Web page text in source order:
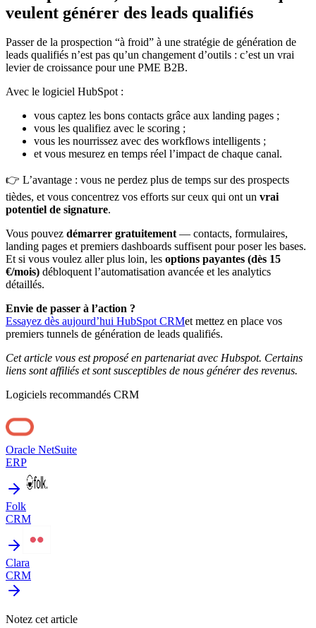
veulent générer des leads qualifiés
Passer de la prospection “à froid” à une stratégie de génération de
leads qualifiés n’est pas qu’un changement d’outils : c’est un vrai
levier de croissance pour une PME B2B.
Avec le logiciel HubSpot :
vous captez les bons contacts grâce aux landing pages ;
vous les qualifiez avec le scoring ;
vous les nourrissez avec des workflows intelligents ;
et vous mesurez en temps réel l’impact de chaque canal.
👉 L’avantage : vous ne perdez plus de temps sur des prospects
tièdes, et vous concentrez vos efforts sur ceux qui ont un vrai
potentiel de signature.
Vous pouvez démarrer gratuitement— contacts, formulaires,
landing pages et premiers dashboards suffisent pour poser les bases.
Et si vous voulez aller plus loin, les options payantes (dès 15
€/mois) débloquent l’automatisation avancée et les analytics
détaillés.
Envie de passer à l’action ?
Essayez dès aujourd’hui HubSpot CRMet mettez en place vos
premiers tunnels de génération de leads qualifiés.
Cet article vous est proposé en partenariat avec Hubspot. Certains
liens sont affiliés et sont susceptibles de nous générer des revenus.
Logiciels recommandés CRM
Oracle NetSuite
ERP
Folk
CRM
Clara
CRM
Notez cet article